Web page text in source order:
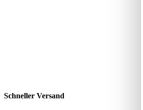
Schneller Versand